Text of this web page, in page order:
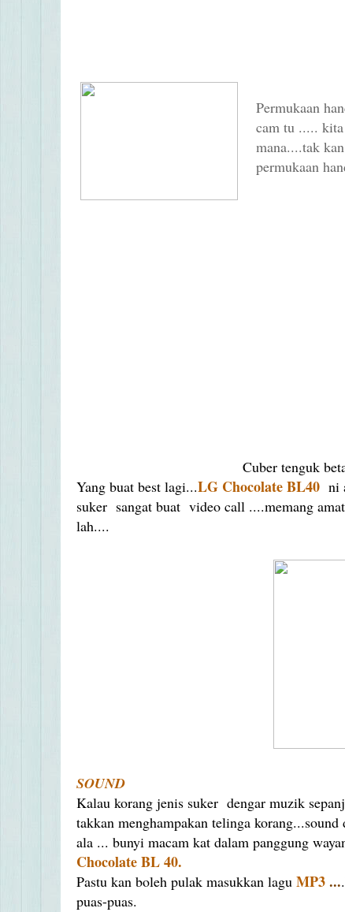
Permukaan
cam tu .....
mana....tak
permukaan
Cuber tenguk
Yang buat best lagi...LG Chocolate BL40 ni
suker sangat buat video call ....memang
lah....
SOUND
Kalau korang jenis suker dengar muzik
takkan menghampakan telinga korang...sound
ala ... bunyi macam kat dalam panggung
Chocolate BL 40.
Pastu kan boleh pulak masukkan lagu MP3...
puas-puas.